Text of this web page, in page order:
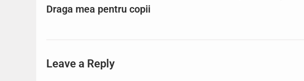
Draga mea pentru copii
Leave a Reply